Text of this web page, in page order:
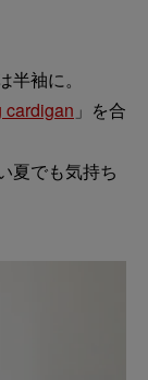
袖に。
cardigan 」を合
夏でも気持ち